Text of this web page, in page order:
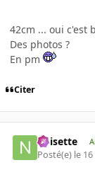
42cm ... oui c'est
Des photos ?
En pm
Citer
noisette
Posté(e) le